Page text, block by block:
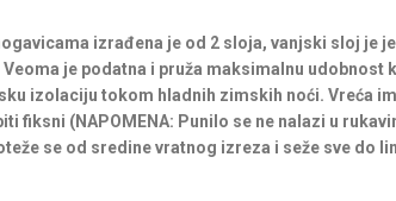
izrađena je od 2 sloja, vanjski sloj je
je podatna i pruža maksimalnu udobnost
izolaciju tokom hladnih zimskih noći. Vreća
fiksni (NAPOMENA: Punilo se ne nalazi u
se od sredine vratnog izreza i seže sve do